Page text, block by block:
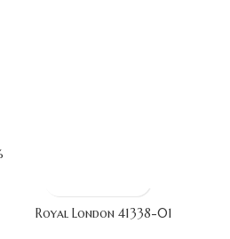
Royal London 41338-01